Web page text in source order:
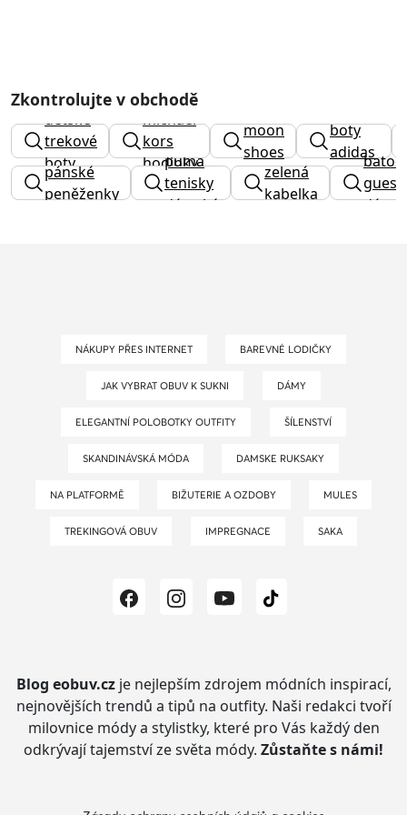
Zkontrolujte v obchodě
dětské
trekové
boty
michael
kors
hodinky
moon
shoes
boty
adidas
terrex
pánské
peněženky
puma
tenisky
dámské
zelená
kabelka
batoh
guess
NÁKUPY PŘES INTERNET BAREVNÉ LODIČKY
JAK VYBRAT OBUV K SUKNI DÁMY
ELEGANTNÍ POLOBOTKY OUTFITY ŠÍLENSTVÍ
SKANDINÁVSKÁ MÓDA DAMSKE RUKSAKY
NA PLATFORMĚ BIŽUTERIE A OZDOBY MULES
TREKINGOVÁ OBUV IMPREGNACE SAKA
Blog eobuv.czje nejlepším zdrojem módních inspirací,
nejnovějších trendů a tipů na outfity. Naši redakci tvoří
milovnice módy a stylistky, které pro Vás každý den
odkrývají tajemství ze světa módy. Zůstaňte s námi!